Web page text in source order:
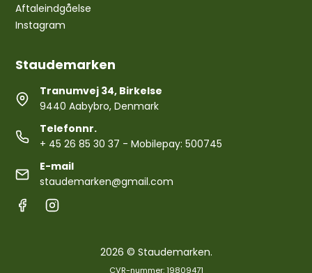
Aftaleindgåelse
Instagram
Staudemarken
Tranumvej 34, Birkelse
9440 Aabybro, Denmark
Telefonnr.
+ 45 26 85 30 37 - Mobilepay: 500745
E-mail
staudemarken@gmail.com
2026 © Staudemarken.
CVR-nummer: 19809471